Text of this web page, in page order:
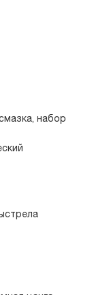
набор